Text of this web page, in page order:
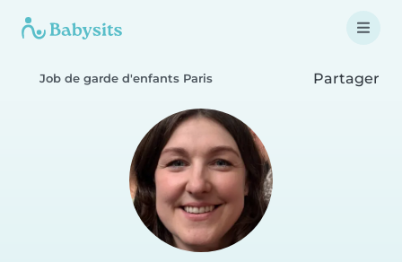
Job de garde d'enfants Paris Partager